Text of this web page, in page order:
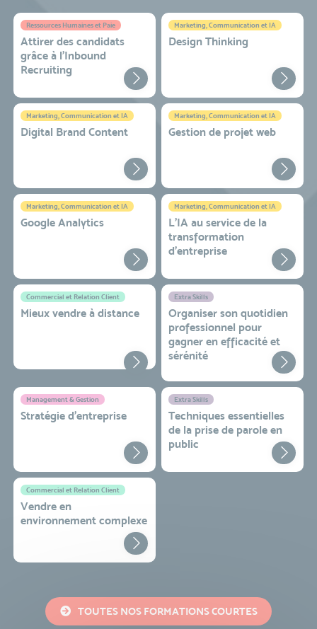
Ressources Humaines et Paie
Attirer des candidats
grâce à l’Inbound
Recruiting
Marketing, Communication et IA
Design Thinking
Marketing, Communication et IA
Digital Brand Content
Marketing, Communication et IA
Gestion de projet web
Marketing, Communication et IA
Google Analytics
Marketing, Communication et IA
L'IA au service de la
transformation
d'entreprise
Commercial et Relation Client
Mieux vendre à distance
Extra Skills
Organiser son quotidien
professionnel pour
gagner en efficacité et
sérénité
Management & Gestion
Stratégie d’entreprise
Extra Skills
Techniques essentielles
de la prise de parole en
public
Commercial et Relation Client
Vendre en
environnement complexe
TOUTES NOS FORMATIONS COURTES